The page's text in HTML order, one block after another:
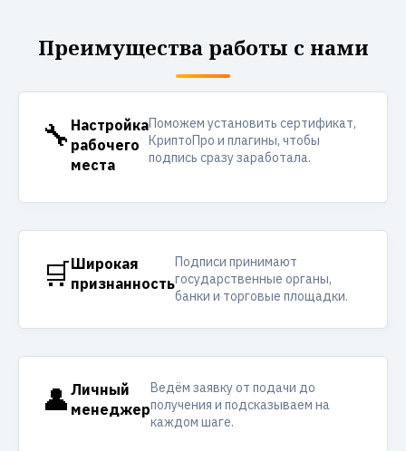
Преимущества работы с нами
🔧 Настройка
рабочего
места
Поможем установить сертификат,
КриптоПро и плагины, чтобы
подпись сразу заработала.
🛒Широкая
признанность
Подписи принимают
государственные органы,
банки и торговые площадки.
👤 Личный
менеджер
Ведём заявку от подачи до
получения и подсказываем на
каждом шаге.